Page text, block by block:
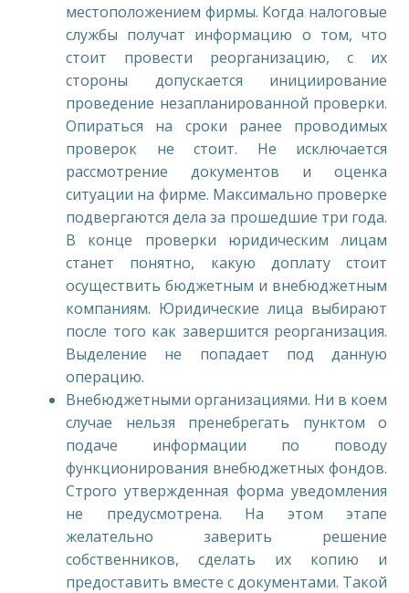
местоположением фирмы. Когда налоговые
службы получат информацию о том, что
стоит провести реорганизацию, с их
стороны допускается инициирование
проведение незапланированной проверки.
Опираться на сроки ранее проводимых
проверок не стоит. Не исключается
рассмотрение документов и оценка
ситуации на фирме. Максимально проверке
подвергаются дела за прошедшие три года.
В конце проверки юридическим лицам
станет понятно, какую доплату стоит
осуществить бюджетным и внебюджетным
компаниям. Юридические лица выбирают
после того как завершится реорганизация.
Выделение не попадает под данную
операцию.
Внебюджетными организациями. Ни в коем
случае нельзя пренебрегать пунктом о
подаче информации по поводу
функционирования внебюджетных фондов.
Строго утвержденная форма уведомления
не предусмотрена. На этом этапе
желательно заверить решение
собственников, сделать их копию и
предоставить вместе с документами. Такой